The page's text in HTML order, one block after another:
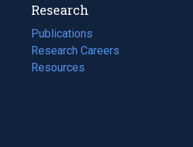
Research
Publications
(opens
in
a
Research Careers
(opens
in
Resources
(opens